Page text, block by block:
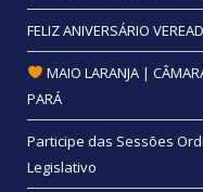
FELIZ ANIVERSÁRIO
MAIO LARANJA |
PARÁ
Participe das Sessões
Legislativo